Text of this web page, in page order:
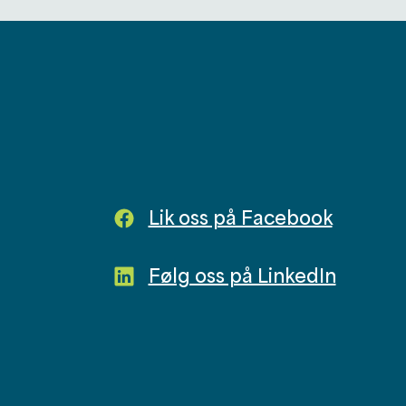
Lik oss på Facebook
Følg oss på LinkedIn